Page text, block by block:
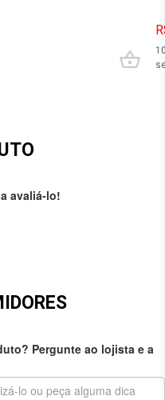
avaliá-lo!
Pergunte ao lojista e a